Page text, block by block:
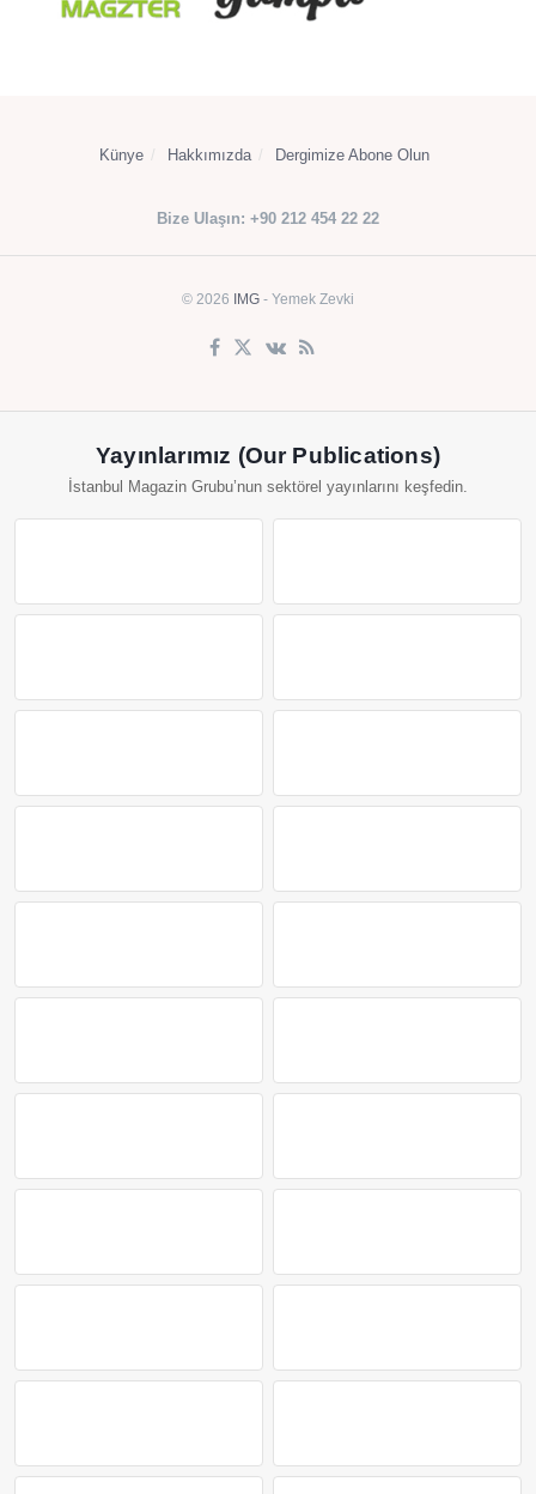
Künye Hakkımızda Dergimize Abone Olun
Bize Ulaşın: +90 212 454 22 22
© 2026 IMG - Yemek Zevki
Yayınlarımız (Our Publications)
İstanbul Magazin Grubu’nun sektörel yayınlarını keşfedin.